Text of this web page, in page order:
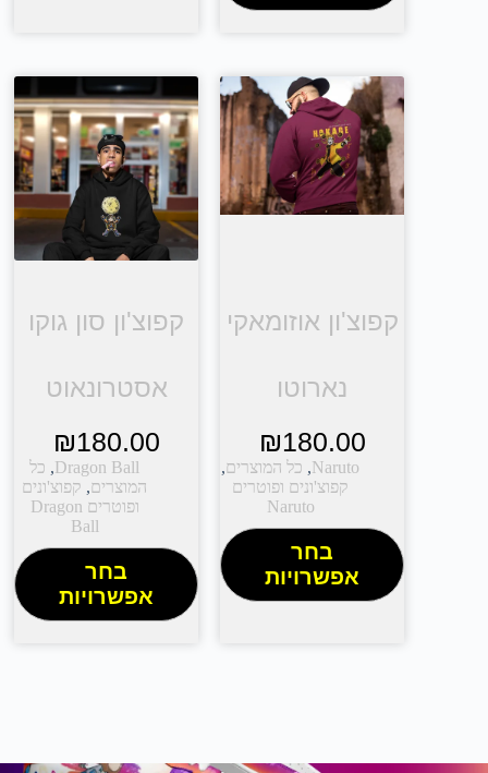
קפוצ'ון אוזומאקי
נארוטו
₪180.00
Naruto
, כל המוצרים,
קפוצ'ונים ופוטרים
Naruto
בחר
אפשרויות
קפוצ'ון סון גוקו
אסטרונאוט
₪180.00
Dragon Ball
, כל
המוצרים, קפוצ'ונים
ופוטרים Dragon
Ball
בחר
אפשרויות